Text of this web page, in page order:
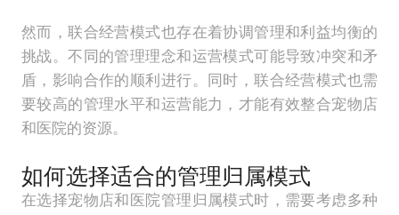
然而，联合经营模式也存在着协调管理和利益均衡的
挑战。不同的管理理念和运营模式可能导致冲突和矛
盾，影响合作的顺利进行。同时，联合经营模式也需
要较高的管理水平和运营能力，才能有效整合宠物店
和医院的资源。
如何选择适合的管理归属模式
在选择宠物店和医院管理归属模式时，需要考虑多种